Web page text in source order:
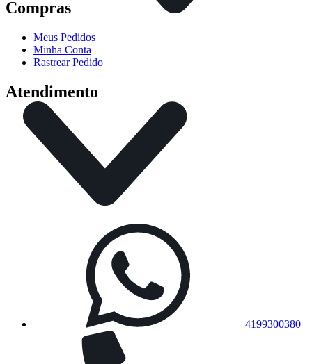
Compras
Meus Pedidos
Minha Conta
Rastrear Pedido
Atendimento
4199300380